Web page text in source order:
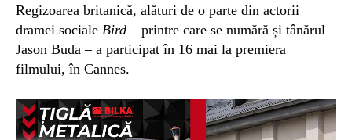
Regizoarea britanică, alături de o parte din actorii
dramei sociale Bird – printre care se numără și tânărul
Jason Buda – a participat în 16 mai la premiera
filmului, în Cannes.